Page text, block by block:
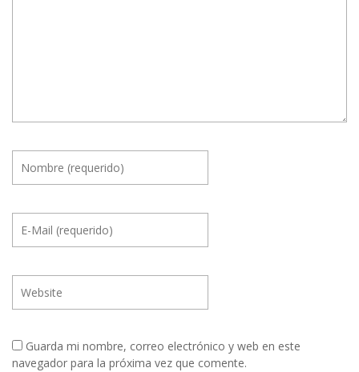
Guarda mi nombre, correo electrónico y web en este
navegador para la próxima vez que comente.